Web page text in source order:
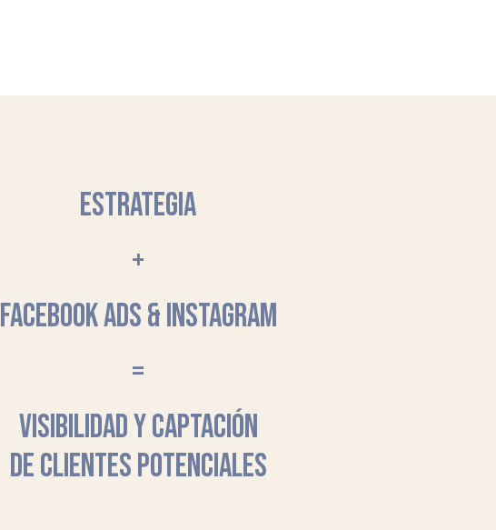
ESTRATEGIA
+
FACEBOOK ADS & INSTAGRAM
=
VISIBILIDAD Y CAPTACIÓN
DE CLIENTES POTENCIALES